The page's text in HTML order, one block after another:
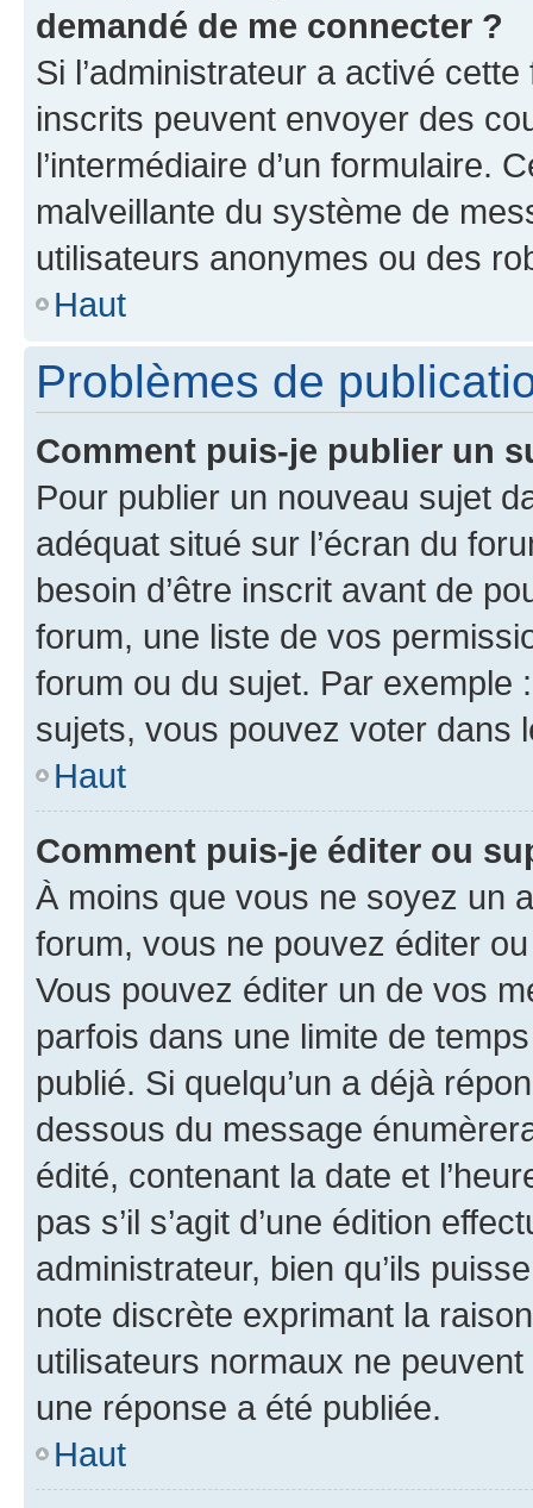
demandé de me connecter ?
Si l’administrateur a activé
inscrits peuvent envoyer des
l’intermédiaire d’un formulaire.
malveillante du système de
utilisateurs anonymes ou des
Haut
Problèmes de
Comment puis-je publier un
Pour publier un nouveau sujet
adéquat situé sur l’écran du
besoin d’être inscrit avant de
forum, une liste de vos
forum ou du sujet. Par exemple
sujets, vous pouvez voter dans
Haut
Comment puis-je éditer ou
À moins que vous ne soyez un
forum, vous ne pouvez éditer
Vous pouvez éditer un de vos
parfois dans une limite de
publié. Si quelqu’un a déjà
dessous du message
édité, contenant la date et
pas s’il s’agit d’une édition
administrateur, bien qu’ils
note discrète exprimant la
utilisateurs normaux ne
une réponse a été publiée.
Haut